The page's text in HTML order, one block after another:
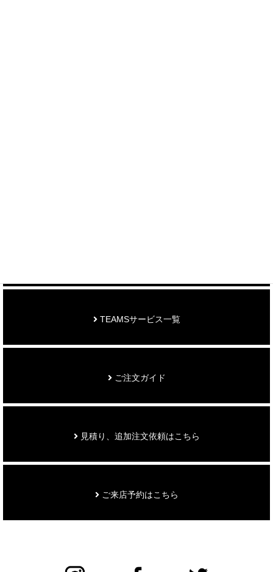
TEAMSサービス一覧
ご注文ガイド
見積り、追加注文依頼はこちら
ご来店予約はこちら